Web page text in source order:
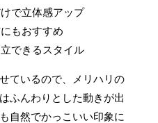
で立体感アップ
もおすすめ
できるスタイル
ているので、メリハリの
ふんわりとした動きが出
自然でかっこいい印象に